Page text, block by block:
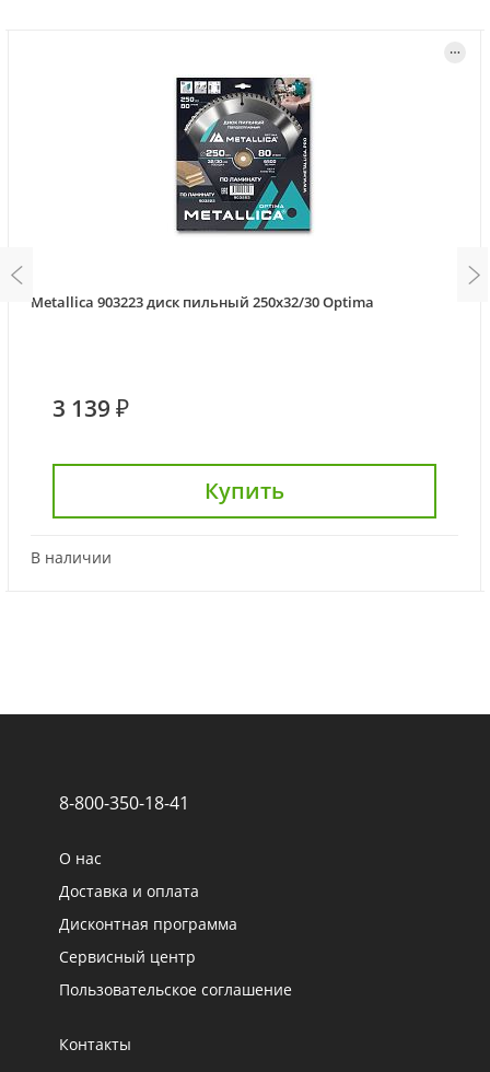
Metallica 903223 диск пильный 250x32/30 Optima
3 139 ₽
Купить
В наличии
8-800-350-18-41
О нас
Доставка и оплата
Дисконтная программа
Сервисный центр
Пользовательское соглашение
Контакты